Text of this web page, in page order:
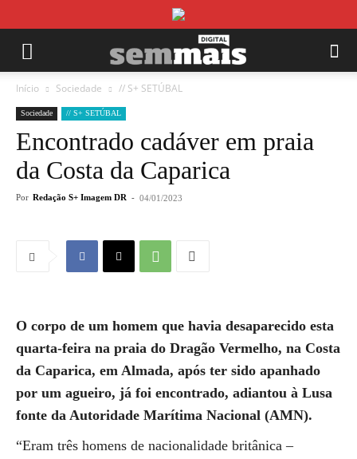
Início Sociedade // S+ SETÚBAL
Sociedade // S+ SETÚBAL
Encontrado cadáver em praia
da Costa da Caparica
Por Redação S+ Imagem DR - 04/01/2023
O corpo de um homem que havia desaparecido esta
quarta-feira na praia do Dragão Vermelho, na Costa
da Caparica, em Almada, após ter sido apanhado
por um agueiro, já foi encontrado, adiantou à Lusa
fonte da Autoridade Marítima Nacional (AMN).
“Eram três homens de nacionalidade britânica –